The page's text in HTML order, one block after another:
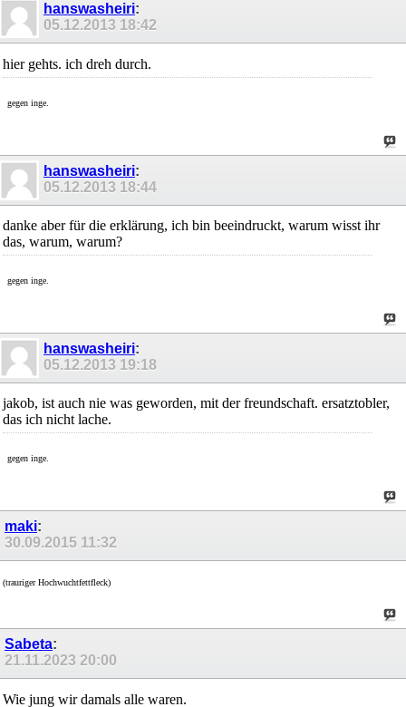
hanswasheiri:
05.12.2013 18:42
hier gehts. ich dreh durch.
gegen inge.
hanswasheiri:
05.12.2013 18:44
danke aber für die erklärung, ich bin beeindruckt, warum wisst ihr
das, warum, warum?
gegen inge.
hanswasheiri:
05.12.2013 19:18
jakob, ist auch nie was geworden, mit der freundschaft. ersatztobler,
das ich nicht lache.
gegen inge.
maki:
30.09.2015 11:32
(trauriger Hochwuchtfettfleck)
Sabeta:
21.11.2023 20:00
Wie jung wir damals alle waren.